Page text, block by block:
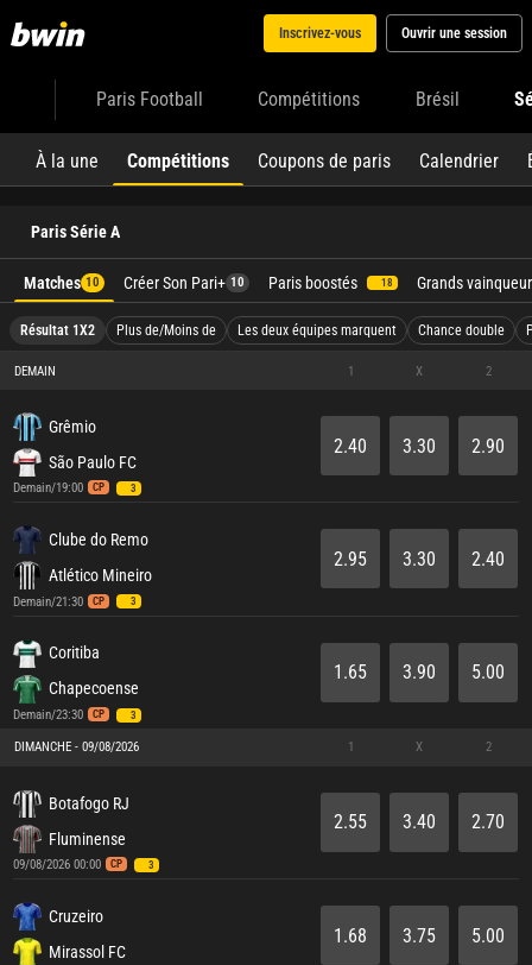
Inscrivez-vous Ouvrir une session
Paris Football Compétitions Brésil
À la une Compétitions Coupons de paris Calendrier
Paris Série A
Matches 10 Créer Son Pari+ 10 Paris boostés 18 Grands
Résultat 1X2 Plus de/Moins de Les deux équipes marquent Chance double
DEMAIN 1 X 2
Grêmio
São Paulo FC
Demain/19:00 CP 3
2.40 3.30 2.90
Clube do Remo
Atlético Mineiro
Demain/21:30 CP 3
2.95 3.30 2.40
Coritiba
Chapecoense
Demain/23:30 CP 3
1.65 3.90 5.00
DIMANCHE - 09/08/2026 1 X 2
Botafogo RJ
Fluminense
09/08/2026 00:00 CP 3
2.55 3.40 2.70
Cruzeiro
Mirassol FC
1.68 3.75 5.00